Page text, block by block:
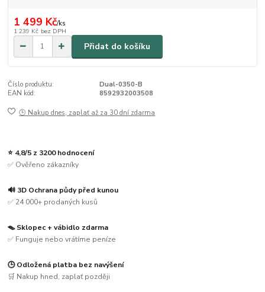
1 499 Kč/ks
1 239 Kč bez DPH
Přidat do košíku
Číslo produktu:
Dual-0350-B
EAN kód:
8592932003508
🕒 Nakup dnes, zaplať až za 30 dní zdarma
⭐ 4,8/5 z 3200 hodnocení
✅ Ověřeno zákazníky
🔊 3D Ochrana půdy před kunou
✅ 24 000+ prodaných kusů
🪤 Sklopec + vábidlo zdarma
✅ Funguje nebo vrátíme peníze
🕒 Odložená platba bez navýšení
🛒 Nakup hned, zaplať později